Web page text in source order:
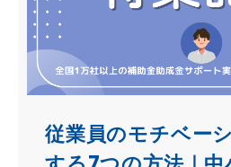
従業員のモチベー